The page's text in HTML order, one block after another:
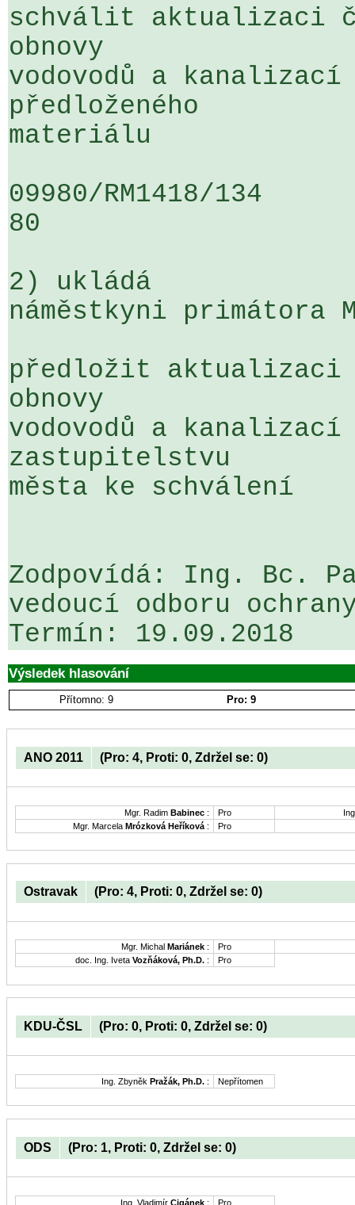
schválit aktualizaci
obnovy
vodovodů a
předloženého
materiálu
09980/RM1418/
80
2) ukládá
náměstkyni primátora
předložit aktualizaci
obnovy
vodovodů a
zastupitelstvu
města ke schválení
Zodpovídá: Ing. Bc.
vedoucí odboru
Výsledek hlasování
Přítomno: 9 Pro: 9
ANO 2011 (Pro: 4, Proti: 0, Zdržel se: 0)
Mgr. Radim Babinec : Pro
Mgr. Marcela Mrózková Heříková : Pro
Ostravak (Pro: 4, Proti: 0, Zdržel se: 0)
Mgr. Michal Mariánek :
Pro
doc. Ing. Iveta Vozňáková, Ph.D. : Pro
KDU-ČSL (Pro: 0, Proti: 0, Zdržel se: 0)
Ing. Zbyněk Pražák, Ph.D. : Nepřítomen
ODS (Pro: 1, Proti: 0, Zdržel se: 0)
Ing. Vladimír Cigánek : Pro